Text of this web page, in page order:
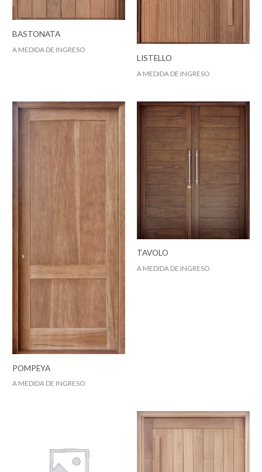
BASTONATA
A MEDIDA DE INGRESO
LISTELLO
A MEDIDA DE INGRESO
POMPEYA
A MEDIDA DE INGRESO
TAVOLO
A MEDIDA DE INGRESO